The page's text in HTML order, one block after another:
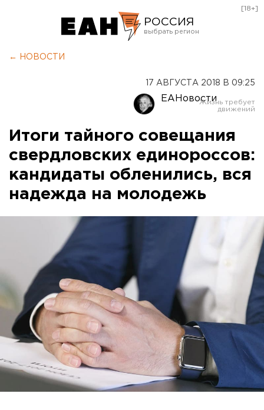
РОССИЯ
Оренбург
[18+]
← НОВОСТИ
17 АВГУСТА 2018 В 09:25
ЕАНовости
Итоги тайного совещания
свердловских единороссов:
кандидаты обленились, вся
надежда на молодежь